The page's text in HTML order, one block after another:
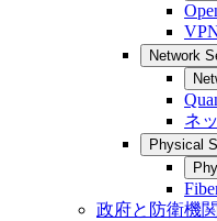
Network
ネ
Physical
政府と防衛機関